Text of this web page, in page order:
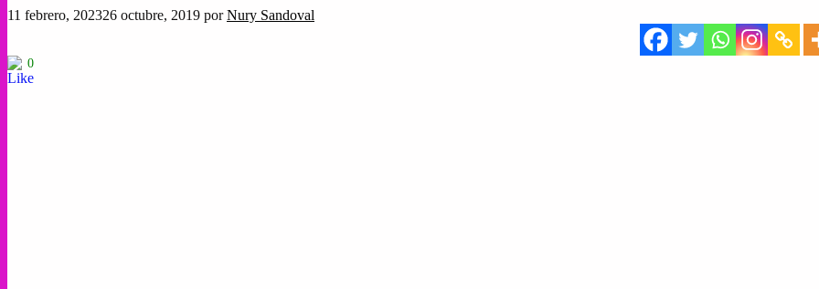
11 febrero, 202326 octubre, 2019 porNury Sandoval
0